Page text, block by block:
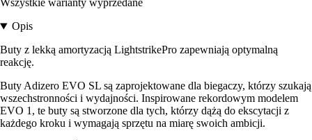
Wszystkie warianty wyprzedane
Opis
Buty z lekką amortyzacją LightstrikePro zapewniają optymalną
reakcję.
Buty Adizero EVO SL są zaprojektowane dla biegaczy, którzy szukają
wszechstronności i wydajności. Inspirowane rekordowym modelem
EVO 1, te buty są stworzone dla tych, którzy dążą do ekscytacji z
każdego kroku i wymagają sprzętu na miarę swoich ambicji.